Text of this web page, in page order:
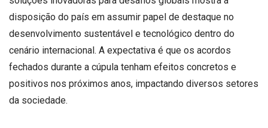
disposição do país em assumir papel de destaque no
desenvolvimento sustentável e tecnológico dentro do
cenário internacional. A expectativa é que os acordos
fechados durante a cúpula tenham efeitos concretos e
positivos nos próximos anos, impactando diversos setores
da sociedade.